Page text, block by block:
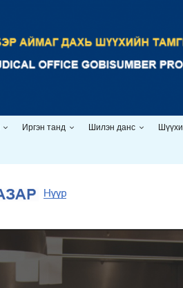
Иргэн танд Шилэн данс